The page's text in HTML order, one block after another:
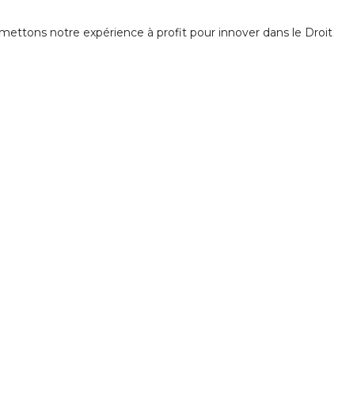
notre expérience à profit pour innover dans le Droit